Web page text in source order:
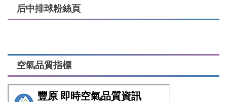
后中排球粉絲頁
空氣品質指標